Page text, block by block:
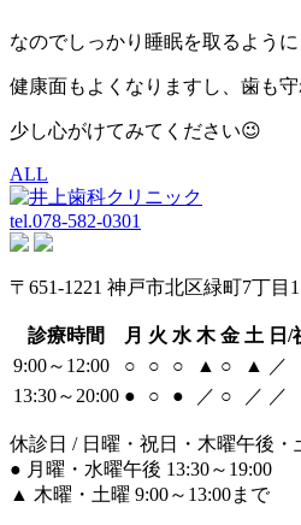
なのでしっかり睡眠を取るよう
健康面もよくなりますし、歯も守
少し心がけてみてください😉
ALL
tel.078-582-0301
〒651-1221 神戸市北区緑町7丁目
診療時間 月 火 水 木 金 土 日/
9:00～12:00
○ ○ ○ ▲ ○ ▲
／
13:30～20:00 ● ○ ● ／ ○ ／ ／
休診日 / 日曜・祝日・木曜午後・
● 月曜・水曜午後 13:30～19:00
▲ 木曜・土曜 9:00～13:00まで